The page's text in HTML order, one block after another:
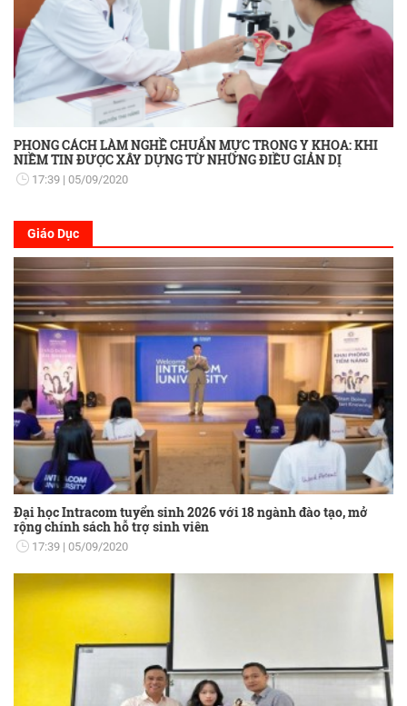
PHONG CÁCH LÀM NGHỀ CHUẨN MỰC TRONG Y KHOA: KHI
NIỀM TIN ĐƯỢC XÂY DỰNG TỪ NHỮNG ĐIỀU GIẢN DỊ
17:39 05/09/2020
Giáo Dục
Đại học Intracom tuyển sinh 2026 với 18 ngành đào tạo, mở
rộng chính sách hỗ trợ sinh viên
17:39 05/09/2020